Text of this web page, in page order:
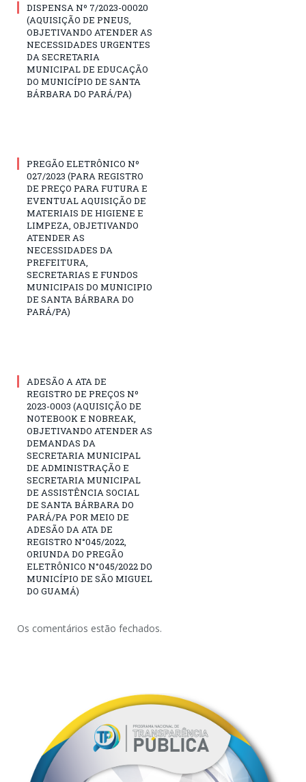
DISPENSA Nº 7/2023-00020
(AQUISIÇÃO DE PNEUS,
OBJETIVANDO ATENDER AS
NECESSIDADES URGENTES
DA SECRETARIA
MUNICIPAL DE EDUCAÇÃO
DO MUNICÍPIO DE SANTA
BÁRBARA DO PARÁ/PA)
PREGÃO ELETRÔNICO Nº
027/2023 (PARA REGISTRO
DE PREÇO PARA FUTURA E
EVENTUAL AQUISIÇÃO DE
MATERIAIS DE HIGIENE E
LIMPEZA, OBJETIVANDO
ATENDER AS
NECESSIDADES DA
PREFEITURA,
SECRETARIAS E FUNDOS
MUNICIPAIS DO MUNICIPIO
DE SANTA BÁRBARA DO
PARÁ/PA)
ADESÃO A ATA DE
REGISTRO DE PREÇOS Nº
2023-0003 (AQUISIÇÃO DE
NOTEBOOK E NOBREAK,
OBJETIVANDO ATENDER AS
DEMANDAS DA
SECRETARIA MUNICIPAL
DE ADMINISTRAÇÃO E
SECRETARIA MUNICIPAL
DE ASSISTÊNCIA SOCIAL
DE SANTA BÁRBARA DO
PARÁ/PA POR MEIO DE
ADESÃO DA ATA DE
REGISTRO N°045/2022,
ORIUNDA DO PREGÃO
ELETRÔNICO N°045/2022 DO
MUNICÍPIO DE SÃO MIGUEL
DO GUAMÁ)
Os comentários estão fechados.